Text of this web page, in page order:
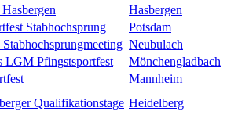
Hasbergen
Stabhochsprung
Potsdam
Neubulach
LGM Pfingstsportfest
Mönchengladbach
Mannheim
Qualifikationstage Heidelberg